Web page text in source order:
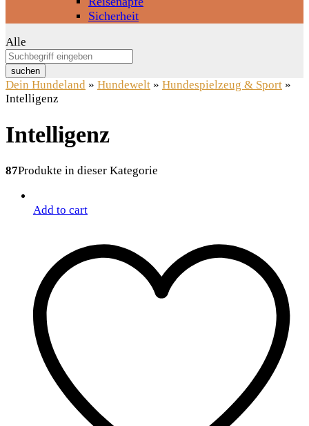
Sicherheit
Alle
suchen
Dein Hundeland » Hundewelt » Hundespielzeug & Sport »
Intelligenz
Intelligenz
87Produkte in dieser Kategorie
Add to cart